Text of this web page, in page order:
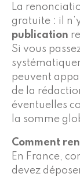
La
gratuite : il
publication
Si vous
peuvent
de la
éventuelles
la somme
Comment
En France,
devez